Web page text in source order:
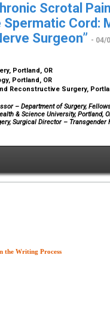
Scrotal
Cord:
Surgeon” - 04/
Portland, OR
Portland, OR
Reconstructive Surgery,
– Department of Surgery,
& Science University, Portland,
Surgical Director – Transgender
the Writing Process